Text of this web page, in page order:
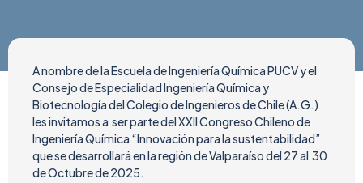
A nombre de la Escuela de Ingeniería Química PUCV y el
Consejo de Especialidad Ingeniería Química y
Biotecnología del Colegio de Ingenieros de Chile (A.G.)
les invitamos a ser parte del XXII Congreso Chileno de
Ingeniería Química “Innovación para la sustentabilidad”
que se desarrollará en la región de Valparaíso del 27 al 30
de Octubre de 2025.